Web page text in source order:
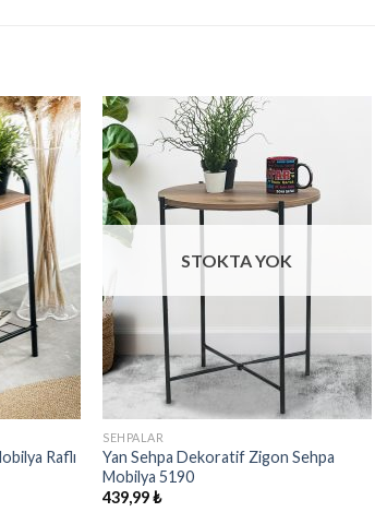
İstek
Listeme
Ekle
Raflı
Listeme
Ekle
STOKTA YOK
SEHPALAR
Yan Sehpa Dekoratif Zigon Sehpa
Mobilya 5190
439,99₺